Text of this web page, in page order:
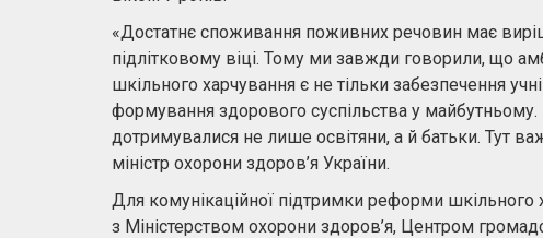
«Достатнє споживання поживних речовин має
підлітковому віці. Тому ми завжди говорили, що
шкільного харчування є не тільки забезпечення
формування здорового суспільства у
дотримувалися не лише освітяни, а й батьки. Тут
міністр охорони здоров’я України.
Для комунікаційної підтримки реформи
з Міністерством охорони здоров’я, Центром